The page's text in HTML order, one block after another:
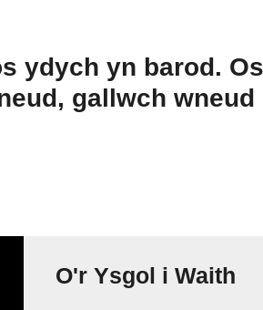
ydych yn barod. Os
gallwch wneud
O'r Ysgol i Waith